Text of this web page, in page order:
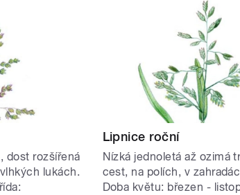
dost rozšířená
lukách.
Lipnice roční
Nízká jednoletá až ozimá
cest, na polích, v
Doba květu: březen -